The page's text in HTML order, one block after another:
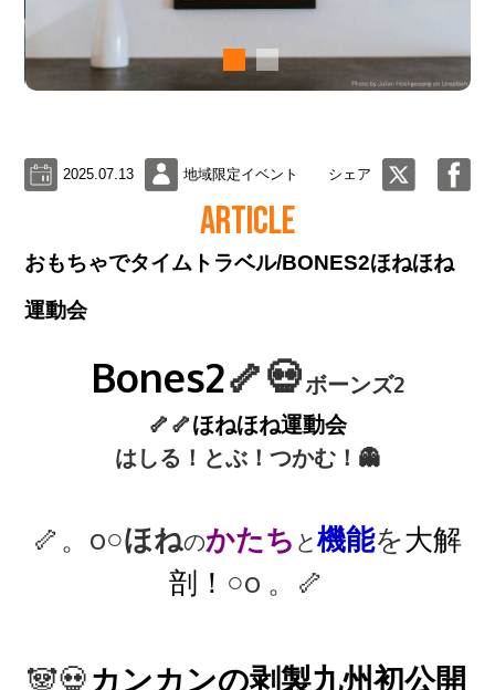
2025.07.13 地域限定イベント シェア
ARTICLE
おもちゃでタイムトラベル/BONES2ほねほね
運動会